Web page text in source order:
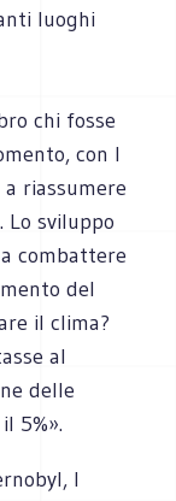
luoghi
chi fosse
con l
riassumere
sviluppo
combattere
del
il clima?
al
delle
5%».
l